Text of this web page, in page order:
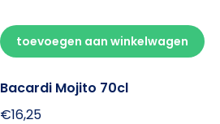
toevoegen aan winkelwagen
Bacardi Mojito 70cl
€16,25